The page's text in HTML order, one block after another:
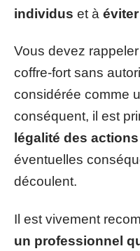
individus et à
Vous devez rappeler
coffre-fort sans
considérée comme
conséquent, il est
légalité des actions
éventuelles
découlent.
Il est vivement
un professionnel